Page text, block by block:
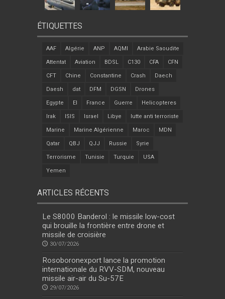
ÉTIQUETTES
AAF Algérie ANP AQMI Arabie Saoudite
Attentat Aviation BDSL C130 CFA CFN
CFT Chine Constantine Crash Daech
Daesh dat DFM DGSN Drones
Egypte EI France Guerre Helicopteres
Irak ISIS Israel Libye lutte anti terroriste
Marine Marine Algérienne Maroc MDN
Qatar QBJ QJJ Russie Syrie
Terrorisme Tunisie Turquie USA
Yemen
ARTICLES RÉCENTS
Le S8000 Banderol : le missile low-cost
qui brouille la frontière entre drone et
missile de croisière
30/07/2026
Rosoboronexport lance la promotion
internationale du RVV-SDM, nouveau
missile air-air du Su-57E
29/07/2026